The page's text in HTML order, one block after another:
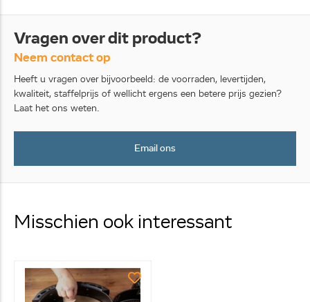
Vragen over dit product?
Neem contact op
Heeft u vragen over bijvoorbeeld: de voorraden, levertijden,
kwaliteit, staffelprijs of wellicht ergens een betere prijs gezien?
Laat het ons weten.
Email ons
Misschien ook interessant